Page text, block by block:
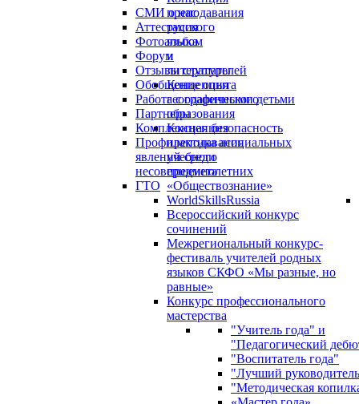
преподавания
русского
языка
и
литературы
Концепция
географического
образования
Концепция
преподавания
учебного
предмета
«Обществознание»
WorldSkillsRussia
Всероссийский конкурс
сочинений
Межрегиональный конкурс-
фестиваль учителей родных
языков СКФО «Мы разные, но
равные»
Конкурс профессионального
мастерства
"Учитель года" и
"Педагогический
"Воспитатель года"
"Лучший
"Методическая
СМИ о нас
Аттестация
Фотоальбом
Форум
Отзывы слушателей
Обобщение опыта
Работа с одаренными детьми
Партнеры
Комплексная безопасность
Профилактика асоциальных
явлений среди
несовершеннолетних
ГТО